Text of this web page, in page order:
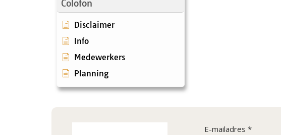
Colofon
Disclaimer
Info
Medewerkers
Planning
E-mailadres *